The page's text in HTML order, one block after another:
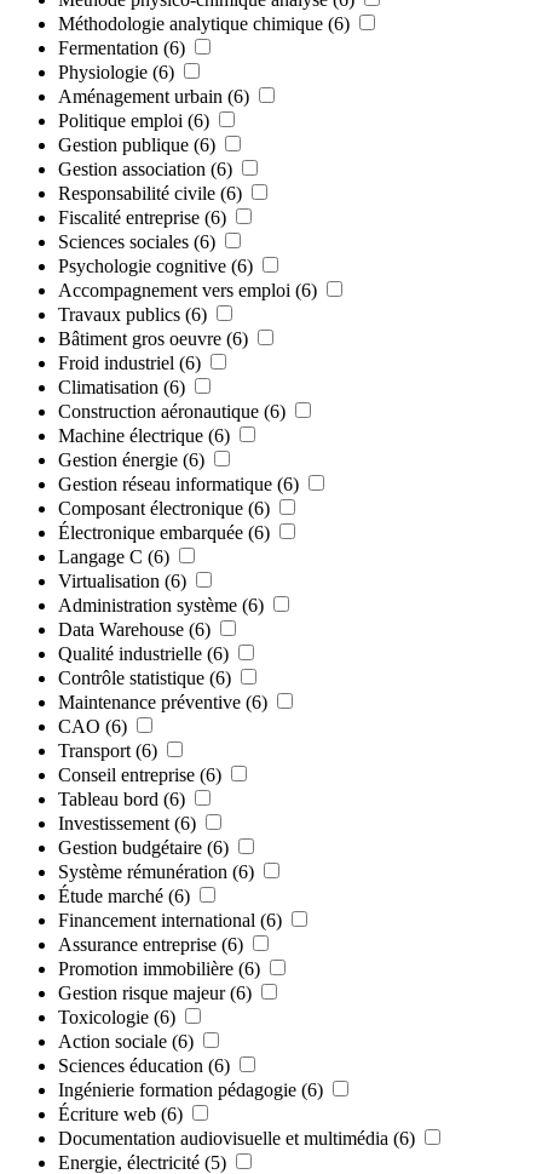
Méthodologie analytique chimique (6)
Fermentation (6)
Physiologie (6)
Aménagement urbain (6)
Politique emploi (6)
Gestion publique (6)
Gestion association (6)
Responsabilité civile (6)
Fiscalité entreprise (6)
Sciences sociales (6)
Psychologie cognitive (6)
Accompagnement vers emploi (6)
Travaux publics (6)
Bâtiment gros oeuvre (6)
Froid industriel (6)
Climatisation (6)
Construction aéronautique (6)
Machine électrique (6)
Gestion énergie (6)
Gestion réseau informatique (6)
Composant électronique (6)
Électronique embarquée (6)
Langage C (6)
Virtualisation (6)
Administration système (6)
Data Warehouse (6)
Qualité industrielle (6)
Contrôle statistique (6)
Maintenance préventive (6)
CAO (6)
Transport (6)
Conseil entreprise (6)
Tableau bord (6)
Investissement (6)
Gestion budgétaire (6)
Système rémunération (6)
Étude marché (6)
Financement international (6)
Assurance entreprise (6)
Promotion immobilière (6)
Gestion risque majeur (6)
Toxicologie (6)
Action sociale (6)
Sciences éducation (6)
Ingénierie formation pédagogie (6)
Écriture web (6)
Documentation audiovisuelle et multimédia (6)
Energie, électricité (5)